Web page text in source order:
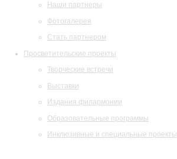
Наши партнеры
Фотогалерея
Стать партнером
Просветительские проекты
Творческие встречи
Выставки
Издания филармонии
Образовательные программы
Инклюзивные и специальные проекты